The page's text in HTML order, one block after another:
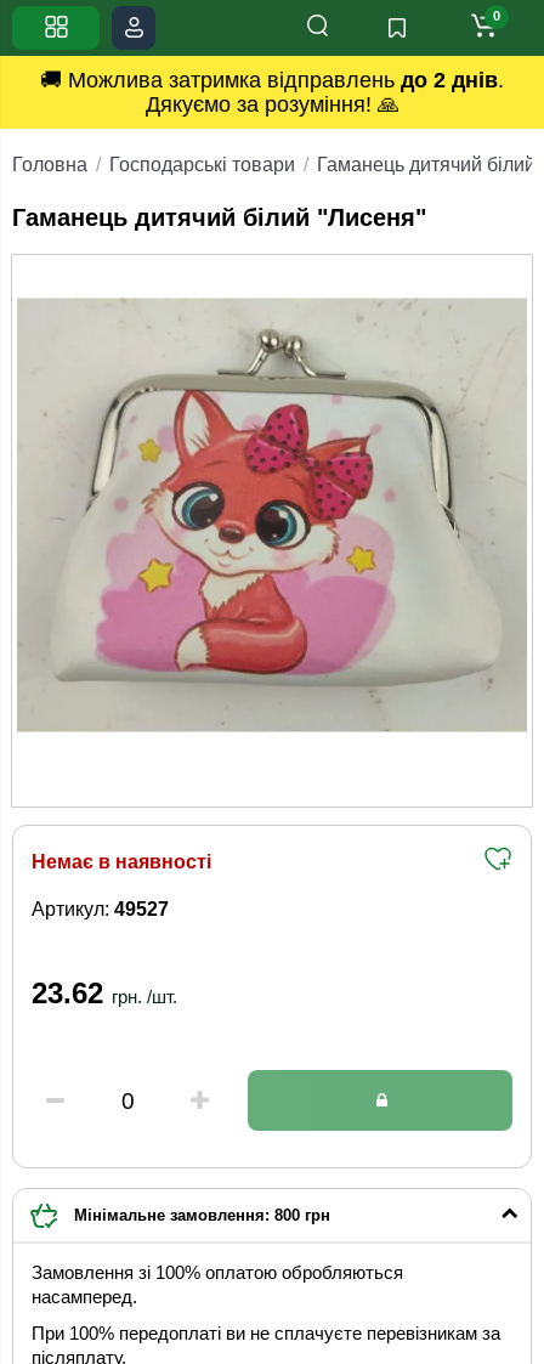
🚚 Можлива затримка відправлень до 2 днів.
Дякуємо за розуміння! 🙏
0
Головна Господарські товари Гаманець дитячий
Гаманець дитячий білий "Лисеня"
Немає в наявності
Артикул: 49527
23.62 грн. /шт.
Мінімальне замовлення: 800 грн
Замовлення зі 100% оплатою обробляються
насамперед.
При 100% передоплаті ви не сплачуєте перевізникам за
післяплату.